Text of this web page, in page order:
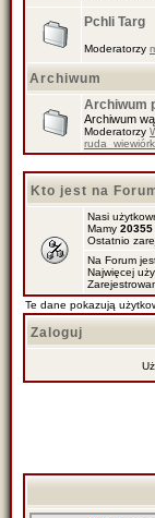
Pchli Targ
Moderatorzy
Archiwum
Archiwum
Archiwum
Moderatorzy
Kto jest na
Nasi
Mamy 20355
Ostatnio
Na Forum
Najwięcej
Te dane pokazują
Zaloguj